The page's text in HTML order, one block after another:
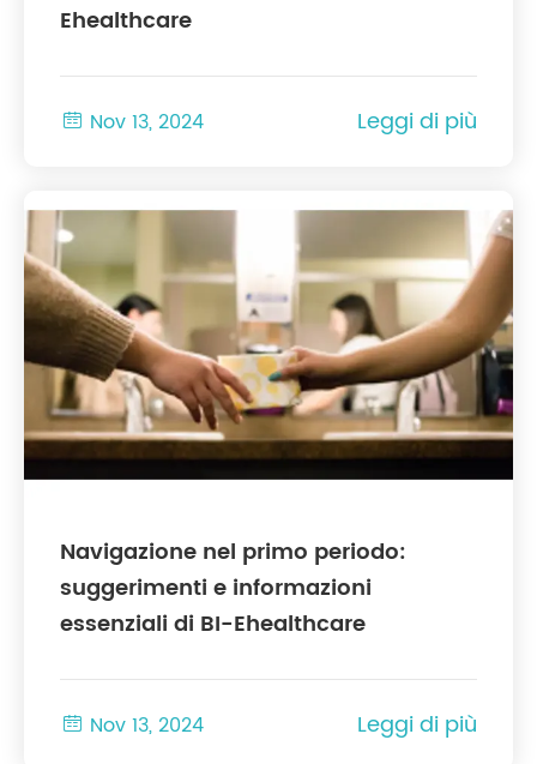
Ehealthcare
 Nov 13, 2024 Leggi di più
Navigazione nel primo periodo:
suggerimenti e informazioni
essenziali di BI-Ehealthcare
 Nov 13, 2024 Leggi di più